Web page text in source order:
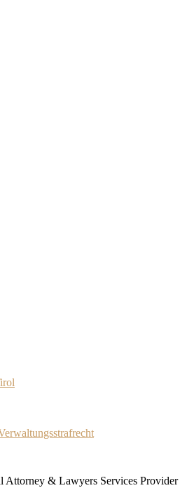
Attorney & Lawyers Services Provider